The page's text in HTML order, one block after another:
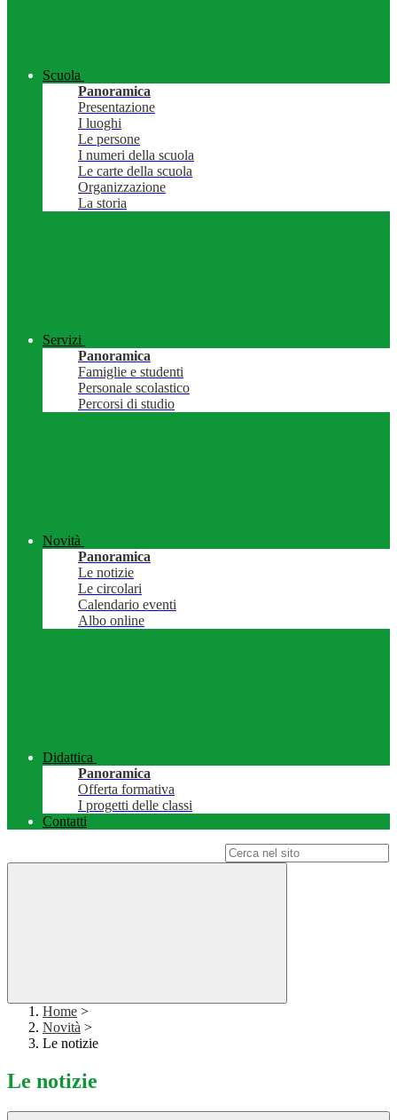
Scuola
Panoramica
Presentazione
I luoghi
Le persone
I numeri della scuola
Le carte della scuola
Organizzazione
La storia
Servizi
Panoramica
Famiglie e studenti
Personale scolastico
Percorsi di studio
Novità
Panoramica
Le notizie
Le circolari
Calendario eventi
Albo online
Didattica
Panoramica
Offerta formativa
I progetti delle classi
Contatti
Home >
Novità >
Le notizie
Le notizie